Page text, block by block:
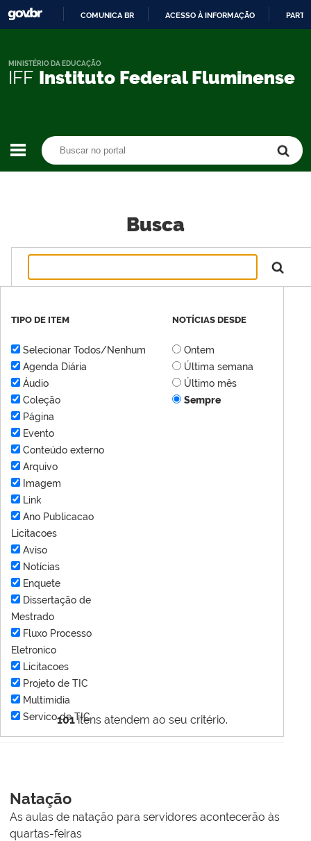
CONTEÚDO
COMUNICA BR ACESSO À INFORMAÇÃO
IFF Instituto Federal Fluminense
MINISTÉRIO DA EDUCAÇÃO
Busca
101itens atendem ao seu critério.
TIPO DE ITEM
Selecionar Todos/Nenhum
Agenda Diária
Áudio
Coleção
Página
Evento
Conteúdo externo
Arquivo
Imagem
Link
Ano Publicacao
Licitacoes
Aviso
Notícias
Enquete
Dissertação de
Mestrado
Fluxo Processo
Eletronico
Licitacoes
Projeto de TIC
Multimídia
Servico de TIC
NOTÍCIAS DESDE
Ontem
Última semana
Último mês
Sempre
Natação
As aulas de natação para servidores acontecerão às
quartas-feiras